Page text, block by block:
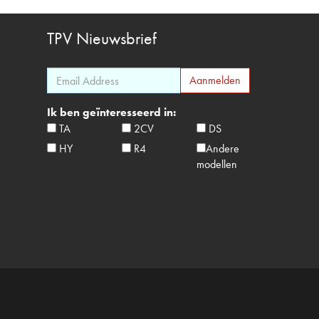
TPV Nieuwsbrief
Ik ben geïnteresseerd in:
TA
2CV
DS
HY
R4
Andere
modellen